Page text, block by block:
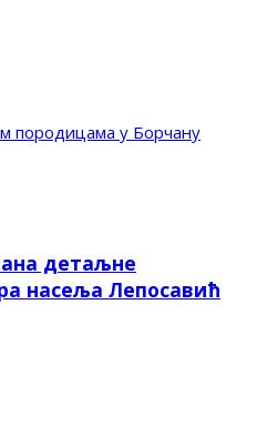
породицама у Борчану
детаљне
насеља Лепосавић